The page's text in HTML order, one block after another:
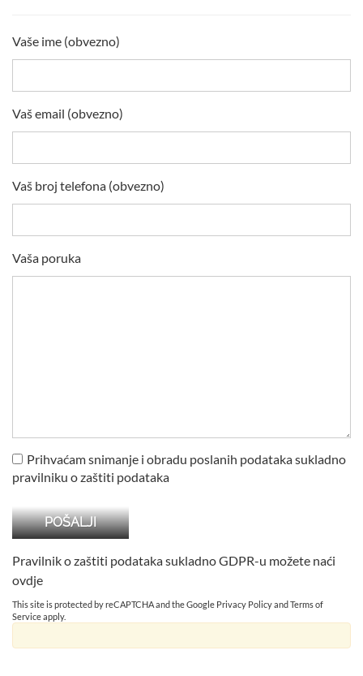
Vaše ime (obvezno)
Vaš email (obvezno)
Vaš broj telefona (obvezno)
Vaša poruka
Prihvaćam snimanje i obradu poslanih podataka sukladno
pravilniku o zaštiti podataka
Pravilnik o zaštiti podataka sukladno GDPR-u možete naći
ovdje
This site is protected by reCAPTCHA and the Google Privacy PolicyandTerms of
Serviceapply.